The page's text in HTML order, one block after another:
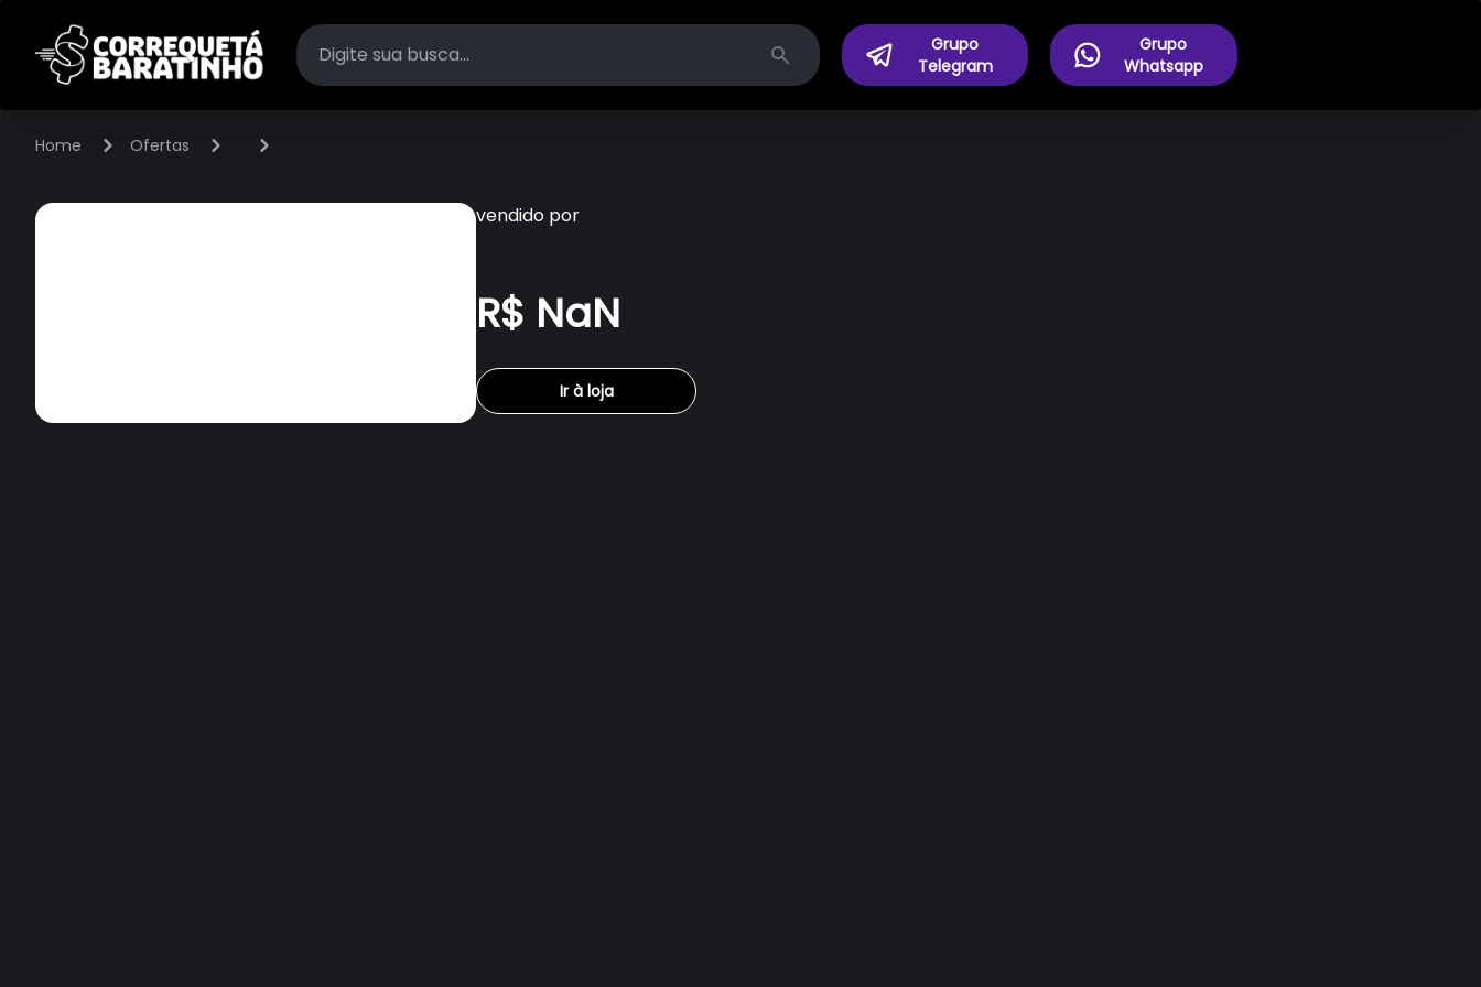
Search
Grupo
Telegram
Grupo
Whatsapp
Home Ofertas
vendido por
R$ NaN
Ir à loja